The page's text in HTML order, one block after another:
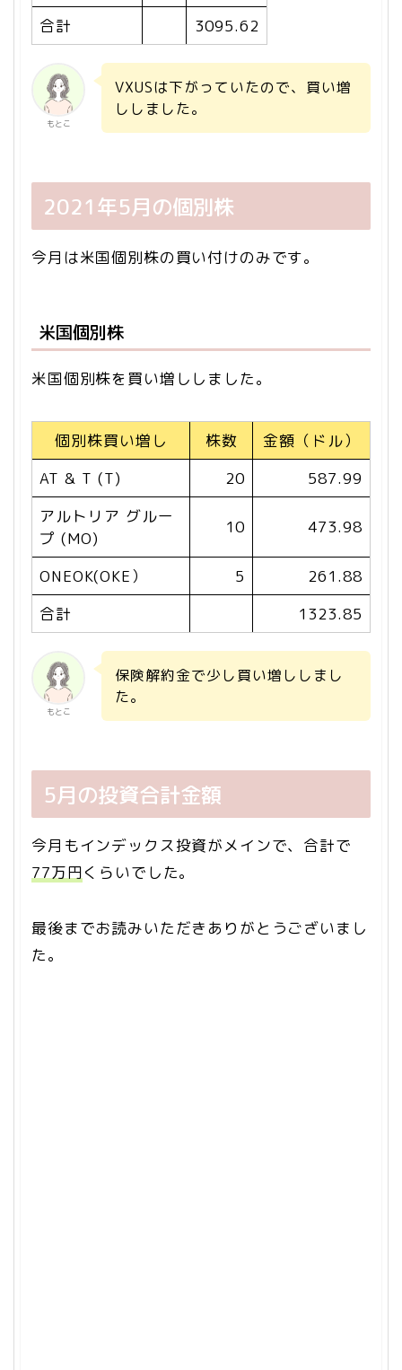
合計
3095.62
もとこ
VXUSは下がっていたので、買い増
ししました。
2021年5月の個別株
今月は米国個別株の買い付けのみです。
米国個別株
米国個別株を買い増ししました。
個別株買い増し 株数
金額（ドル）
AT & T (T)
20
587.99
アルトリア グルー
プ (MO)
10 473.98
ONEOK(OKE） 5
261.88
合計
1323.85
もとこ
保険解約金で少し買い増ししまし
た。
5月の投資合計金額
今月もインデックス投資がメインで、合計で
77万円くらいでした。
最後までお読みいただきありがとうございまし
た。